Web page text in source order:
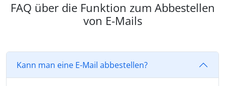
FAQ über die Funktion zum Abbestellen
von E-Mails
Kann man eine E-Mail abbestellen?